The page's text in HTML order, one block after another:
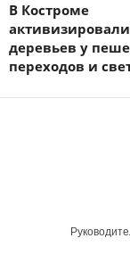
В Костроме
деревьев у
переходов и